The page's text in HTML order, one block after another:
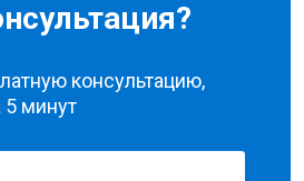
консультацию,
5 минут